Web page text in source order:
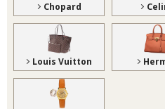
Chopard
Louis Vuitton